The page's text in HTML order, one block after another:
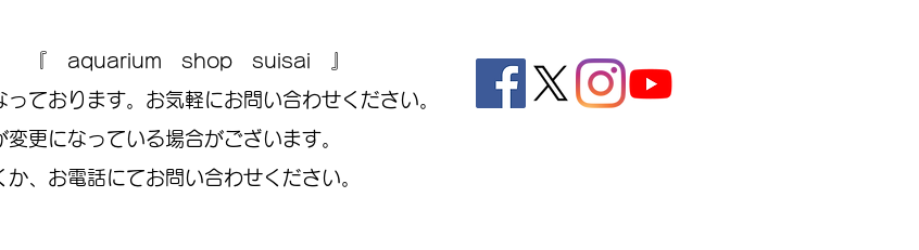
門店 『 aquarium shop suisai 』
ております。お気軽にお問い合わせください。
更になっている場合がございます。
か、お電話にてお問い合わせください。